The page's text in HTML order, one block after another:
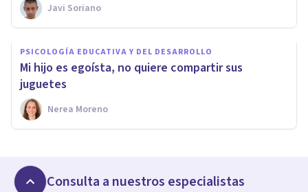
Javi Soriano
PSICOLOGÍA EDUCATIVA Y DEL DESARROLLO
Mi hijo es egoísta, no quiere compartir sus
juguetes
Nerea Moreno
Consulta a nuestros especialistas